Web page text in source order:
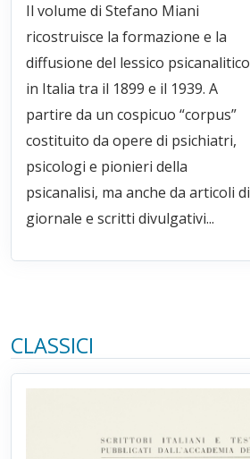
Il volume di Stefano Miani
ricostruisce la formazione e la
diffusione del lessico psicanalitico
in Italia tra il 1899 e il 1939. A
partire da un cospicuo “corpus”
costituito da opere di psichiatri,
psicologi e pionieri della
psicanalisi, ma anche da articoli di
giornale e scritti divulgativi...
CLASSICI